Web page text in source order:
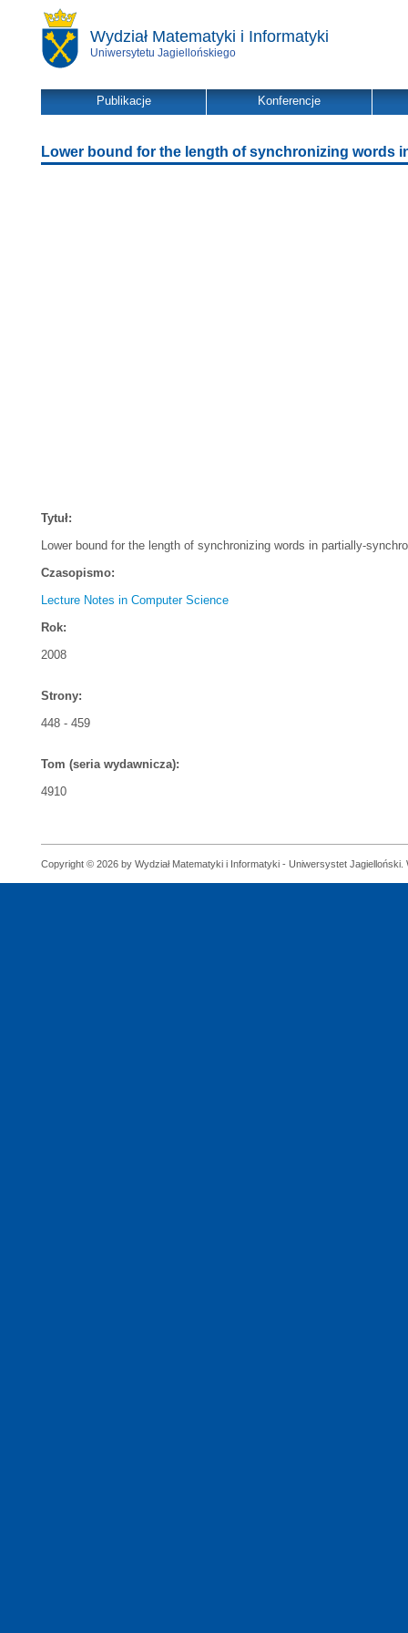
Wydział Matematyki i Informatyki
Uniwersytetu Jagiellońskiego
Publikacje Konferencje
Lower bound for the length of synchronizing words
Tytuł:
Lower bound for the length of synchronizing words in partially-
Czasopismo:
Lecture Notes in Computer Science
Rok:
2008
Strony:
448 - 459
Tom (seria wydawnicza):
4910
Copyright © 2026 by Wydział Matematyki i Informatyki - Uniwersystet